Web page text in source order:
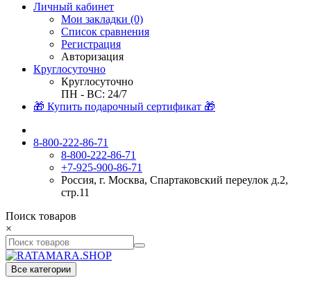
Личный кабинет
Мои закладки (0)
Список сравнения
Регистрация
Авторизация
Круглосуточно
Круглосуточно
ПН - ВС: 24/7
🎁 Купить подарочный сертификат 🎁
8-800-222-86-71
8-800-222-86-71
+7-925-900-86-71
Россия, г. Москва, Спартаковский переулок д.2,
стр.11
Поиск товаров
×
Все категории